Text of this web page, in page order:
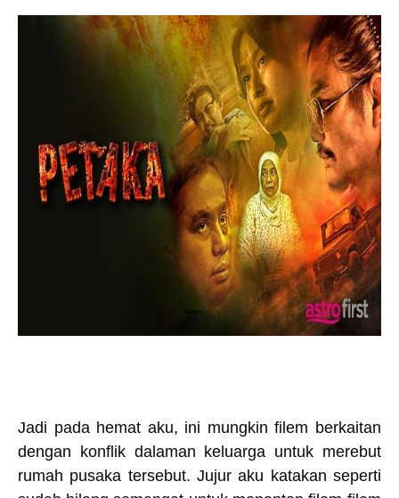
Jadi pada hemat aku, ini mungkin filem berkaitan
dengan konflik dalaman keluarga untuk merebut
rumah pusaka tersebut. Jujur aku katakan seperti